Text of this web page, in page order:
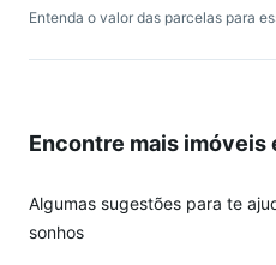
Entenda o valor das parcelas para
Encontre mais imóveis
Algumas sugestões para te
sonhos